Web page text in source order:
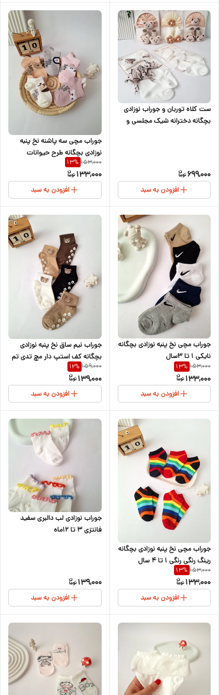
ست کلاه توربان و جوراب نوزادی
بچگانه دخترانه شیک مجلسی و
699,000
افزودن به سبد
جوراب مچی سه پاشنه نخ پنبه
نوزادی بچگانه طرح حیوانات
کیوت ۱ تا ۴ سال
153,000
13%
133,000
افزودن به سبد
جوراب مچی نخ پنبه نوزادی بچگانه
نایکی ۱ تا ۳سال
153,000
13%
133,000
افزودن به سبد
جوراب نیم ساق نخ پنبه نوزادی
بچگانه کف استپ دار مچ تدی تم
قهوه ای ۱ تا ۴ سال
159,000
12%
139,000
افزودن به سبد
جوراب مچی نخ پنبه نوزادی بچگانه
رینگ رنگی رنگی ۱ تا ۴ سال
153,000
13%
133,000
افزودن به سبد
جوراب نوزادی لب دالبری سفید
فانتزی ۳ تا ۱۲ماه
139,000
افزودن به سبد